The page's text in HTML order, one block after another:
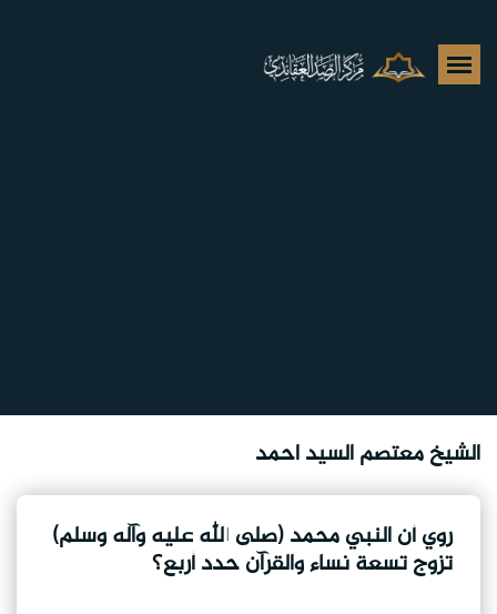
الشيخ معتصم السيد احمد
روي أن النبي محمد (صلى الله عليه وآله وسلم)
تزوج تسعة نساء والقرآن حدد أربع؟